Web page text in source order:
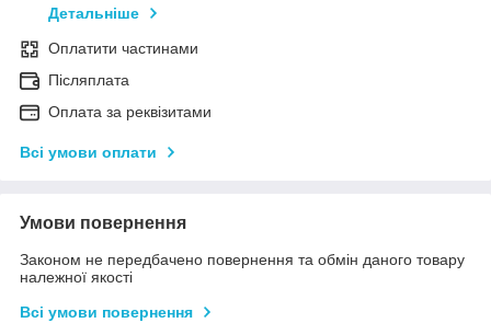
Детальніше
Оплатити частинами
Післяплата
Оплата за реквізитами
Всі умови оплати
Умови повернення
Законом не передбачено повернення та обмін даного товару
належної якості
Всі умови повернення